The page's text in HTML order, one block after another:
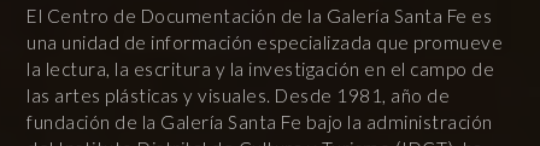
El Centro de Documentación de la Galería Santa Fe es
una unidad de información especializada que promueve
la lectura, la escritura y la investigación en el campo de
las artes plásticas y visuales. Desde 1981, año de
fundación de la Galería Santa Fe bajo la administración